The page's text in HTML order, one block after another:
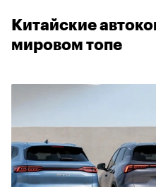
Китайские
мировом топе